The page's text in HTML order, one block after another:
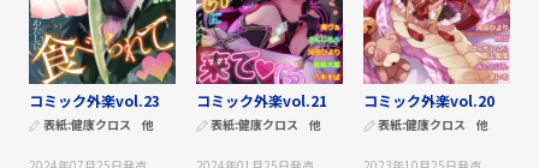
コミック外楽vol.23
表紙:健康クロス 他
コミック外楽vol.21
表紙:健康クロス 他
コミック外楽vol.20
表紙:健康クロス 他